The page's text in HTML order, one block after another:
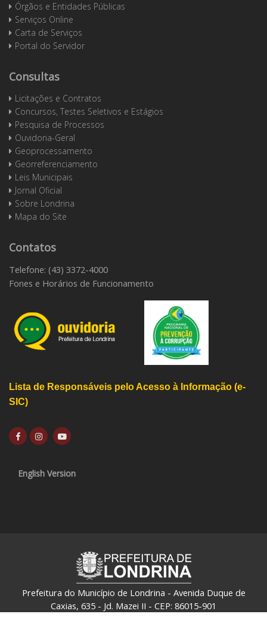
Órgãos e Entidades Públicas
Serviços Online
Carta de Serviços
Portal do Servidor
Consultas
Licitações e Contratos
Concursos, Testes Seletivos e Estágios
Pesquisa de Processos
Ouvidoria-Geral
Geoprocessamento
Georreferenciamento
Leis Municipais
Jornal Oficial
Sobre Londrina
Mapa do Site
Contatos
Telefone: (43) 3372-4000
Fones e Horários de Funcionamento
Lista de Responsáveis pelo Acesso à Informação (e-
SIC)
English Version
Prefeitura do Município de Londrina - Avenida Duque de
Caxias, 635 - Jd. Mazei II - CEP: 86015-901